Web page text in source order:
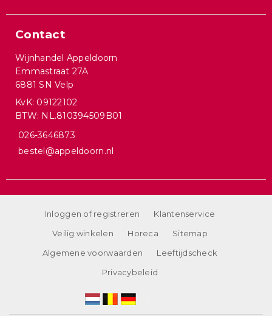
Contact
Wijnhandel Appeldoorn
Emmastraat 27A
6881 SN Velp
KvK: 09122102
BTW: NL.810394509B01
026-3646873
bestel@appeldoorn.nl
Inloggen of registreren
Klantenservice
Veilig winkelen
Horeca
Sitemap
Algemene voorwaarden
Leeftijdscheck
Privacybeleid